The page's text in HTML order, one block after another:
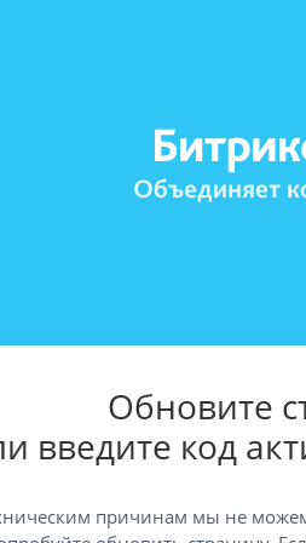
Обновите
введите код
причинам мы не